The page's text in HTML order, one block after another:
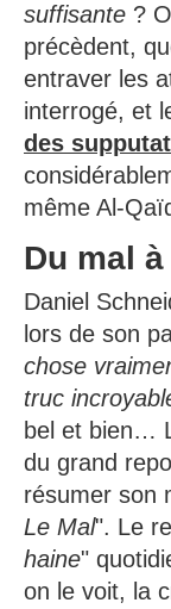
suffisante ?
précèdent,
entraver les
interrogé, et
des
même Al-
Du mal
Daniel
lors de son
chose
truc
bel et bien…
du grand
résumer son
Le Mal". Le
haine"
on le voit, la